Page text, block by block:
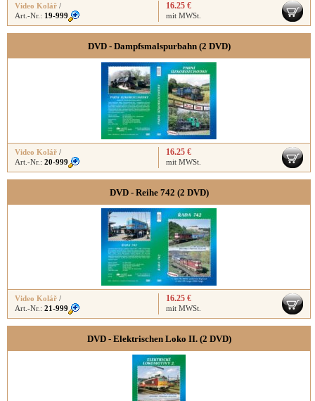
Video Kolář /
Art.-Nr.: 19-999
16.25 €
mit MWSt.
DVD - Dampfsmalspurbahn (2 DVD)
Video Kolář /
Art.-Nr.: 20-999
16.25 €
mit MWSt.
DVD - Reihe 742 (2 DVD)
Video Kolář /
Art.-Nr.: 21-999
16.25 €
mit MWSt.
DVD - Elektrischen Loko II. (2 DVD)